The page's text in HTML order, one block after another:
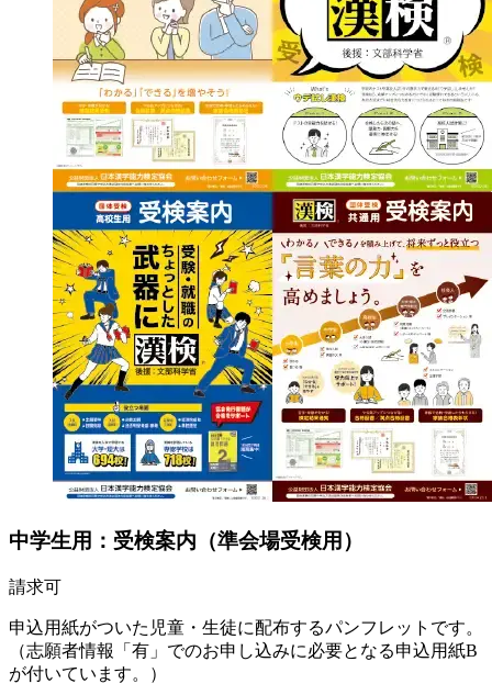
中学生用：受検案内（準会場受検用）
請求可
申込用紙がついた児童・生徒に配布するパンフレットです。
（志願者情報「有」でのお申し込みに必要となる申込用紙B
が付いています。）